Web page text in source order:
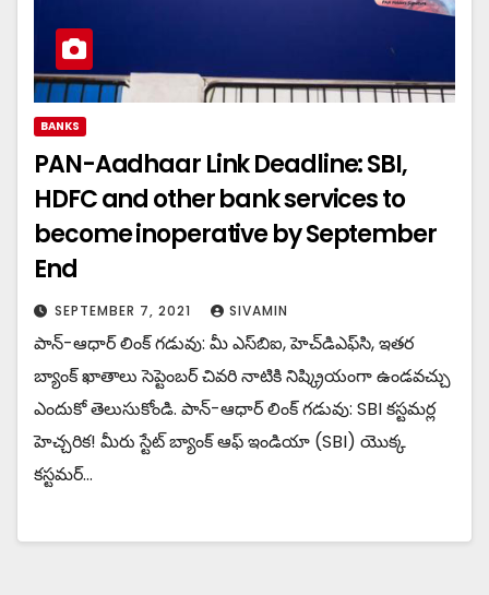
BANKS
PAN-Aadhaar Link Deadline: SBI,
HDFC and other bank services to
become inoperative by September
End
SEPTEMBER 7, 2021 SIVAMIN
పాన్-ఆధార్ లింక్ గడువు: మీ ఎస్‌బిఐ, హెచ్‌డిఎఫ్‌సి, ఇతర
బ్యాంక్ ఖాతాలు సెప్టెంబర్ చివరి నాటికి నిష్క్రియంగా ఉండవచ్చు
ఎందుకో తెలుసుకోండి. పాన్-ఆధార్ లింక్ గడువు: SBI కస్టమర్ల
హెచ్చరిక! మీరు స్టేట్ బ్యాంక్ ఆఫ్ ఇండియా (SBI) యొక్క
కస్టమర్…